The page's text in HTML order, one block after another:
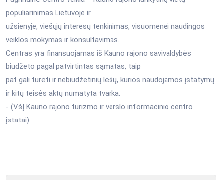
populiarinimas Lietuvoje ir
užsienyje, viešųjų interesų tenkinimas, visuomenei naudingos
veiklos mokymas ir konsultavimas.
Centras yra finansuojamas iš Kauno rajono savivaldybės
biudžeto pagal patvirtintas sąmatas, taip
pat gali turėti ir nebiudžetinių lėšų, kurios naudojamos įstatymų
ir kitų teisės aktų numatyta tvarka.
- (VšĮ Kauno rajono turizmo ir verslo informacinio centro
įstatai).